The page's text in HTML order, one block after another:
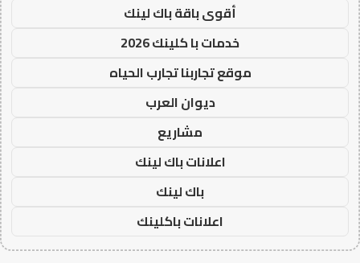
أقوى باقة باك لينك
خدمات با كلينك 2026
موقع تجاربنا تجارب الحياه
ديوان العرب
مشاريع
اعلانات باك لينك
باك لينك
اعلانات باكلينك